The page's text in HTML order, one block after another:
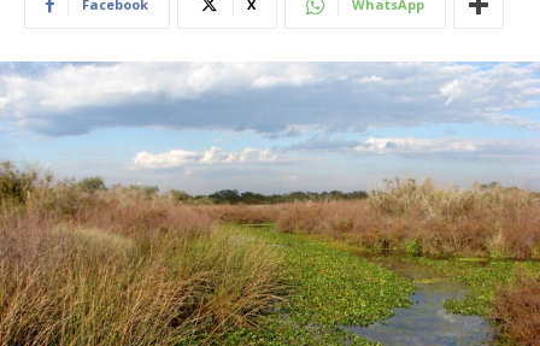
Facebook X WhatsApp